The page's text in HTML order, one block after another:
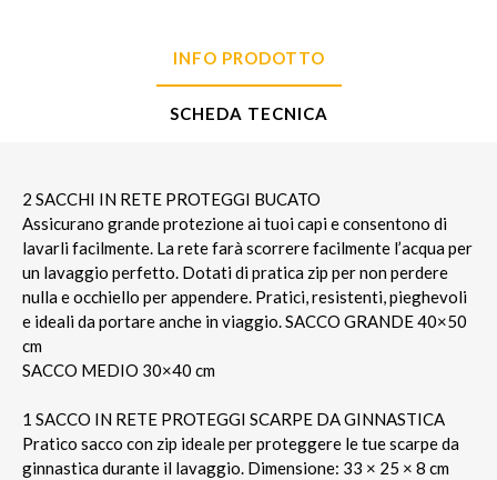
INFO PRODOTTO
SCHEDA TECNICA
2 SACCHI IN RETE PROTEGGI BUCATO
Assicurano grande protezione ai tuoi capi e consentono di
lavarli facilmente. La rete farà scorrere facilmente l’acqua per
un lavaggio perfetto. Dotati di pratica zip per non perdere
nulla e occhiello per appendere. Pratici, resistenti, pieghevoli
e ideali da portare anche in viaggio. SACCO GRANDE 40×50
cm
SACCO MEDIO 30×40 cm
1 SACCO IN RETE PROTEGGI SCARPE DA GINNASTICA
Pratico sacco con zip ideale per proteggere le tue scarpe da
ginnastica durante il lavaggio. Dimensione: 33 × 25 × 8 cm